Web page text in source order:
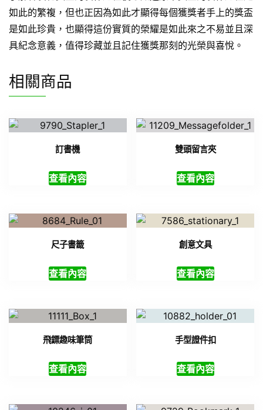
如此的繁複，但也正因為如此才顯得每個獲獎者手上的獎盃
是如此珍貴，也顯得這份實質的榮耀是如此來之不易並且深
具紀念意義，值得珍藏並且記住獲獎那刻的光榮與喜悅。
相關商品
訂書機
查看內容
雙頭留言夾
查看內容
尺子書籤
查看內容
創意文具
查看內容
飛鏢趣味筆筒
查看內容
手型證件扣
查看內容